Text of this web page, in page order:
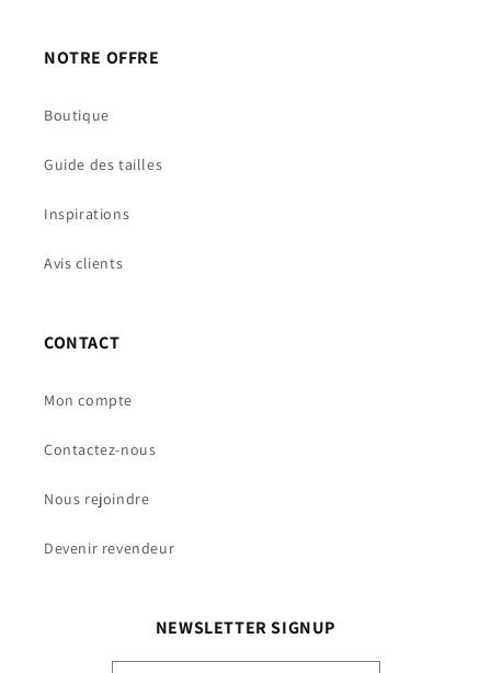
NOTRE OFFRE
Boutique
Guide des tailles
Inspirations
Avis clients
CONTACT
Mon compte
Contactez-nous
Nous rejoindre
Devenir revendeur
NEWSLETTER SIGNUP